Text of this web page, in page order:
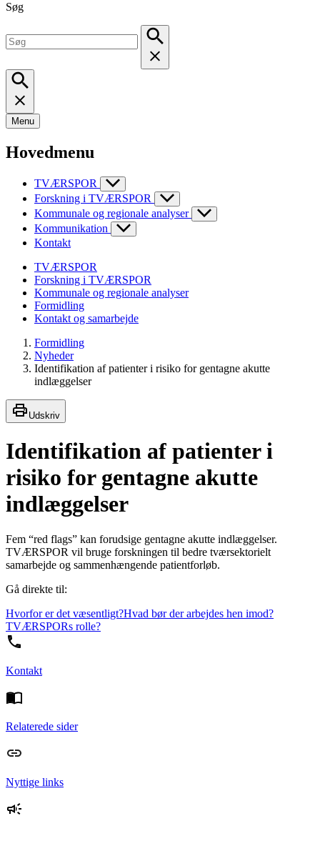
Søg
Menu
Hovedmenu
TVÆRSPOR
Forskning i TVÆRSPOR
Kommunale og regionale analyser
Kommunikation
Kontakt
TVÆRSPOR
Forskning i TVÆRSPOR
Kommunale og regionale analyser
Formidling
Kontakt og samarbejde
Formidling
Nyheder
Identifikation af patienter i risiko for gentagne akutte
indlæggelser
Udskriv
Identifikation af patienter i
risiko for gentagne akutte
indlæggelser
Fem “red flags” kan forudsige gentagne akutte indlæggelser.
TVÆRSPOR vil bruge forskningen til bedre tværsektorielt
samarbejde og sammenhængende patientforløb.
Gå direkte til:
Hvorfor er det væsentligt?Hvad bør der arbejdes hen imod?
TVÆRSPORs rolle?
Kontakt
Relaterede sider
Nyttige links